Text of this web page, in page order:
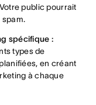
public pourrait
spécifique :
types de
en créant
à chaque